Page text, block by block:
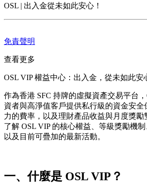
OSL | 出入金從未如此安心！
免責聲明
查看更多
OSL VIP 權益中心：出入金，從未如此安
作為香港 SFC 持牌的虛擬資產交易平台
資者與高淨值客戶提供私行級的資金安
力的費率，以及理財產品收益與月度獎勵
了解 OSL VIP 的核心權益、等級獎勵機制
以及目前可疊加的最新活動。
一、什麼是 OSL VIP？